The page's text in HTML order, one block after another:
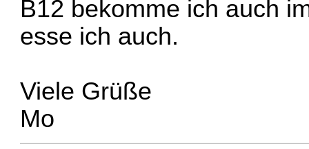
B12 bekomme ich auch
esse ich auch.
Viele Grüße
Mo